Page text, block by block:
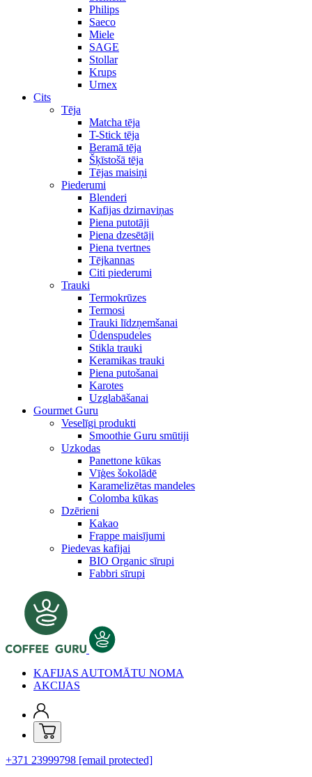
Philips
Saeco
Miele
SAGE
Stollar
Krups
Urnex
Cits
Tēja
Matcha tēja
T-Stick tēja
Beramā tēja
Šķīstošā tēja
Tējas maisiņi
Piederumi
Blenderi
Kafijas dzirnaviņas
Piena putotāji
Piena dzesētāji
Piena tvertnes
Tējkannas
Citi piederumi
Trauki
Termokrūzes
Termosi
Trauki līdzņemšanai
Ūdenspudeles
Stikla trauki
Keramikas trauki
Piena putošanai
Karotes
Uzglabāšanai
Gourmet Guru
Veselīgi produkti
Smoothie Guru smūtiji
Uzkodas
Panettone kūkas
Vīģes šokolādē
Karamelizētas mandeles
Colomba kūkas
Dzērieni
Kakao
Frappe maisījumi
Piedevas kafijai
BIO Organic sīrupi
Fabbri sīrupi
KAFIJAS AUTOMĀTU NOMA
AKCIJAS
+371 23999798 [email protected]